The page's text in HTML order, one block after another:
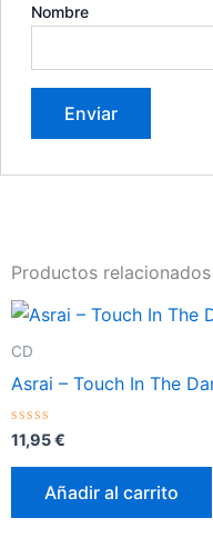
Nombre
Productos relacionados
CD
Asrai – Touch In The
Valorado
con
0
11,95€
Añadir al carrito